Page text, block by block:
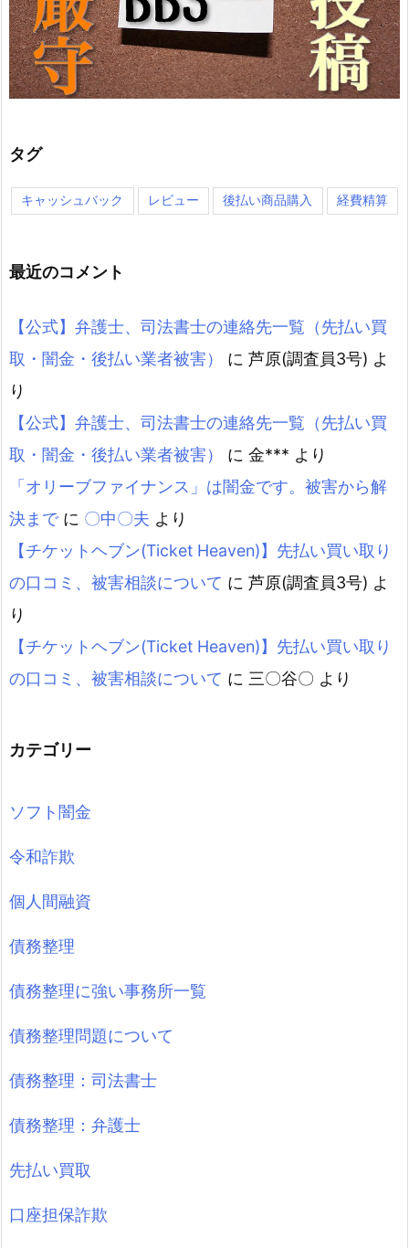
タグ
キャッシュバック レビュー 後払い商品購入 経費精算
最近のコメント
【公式】弁護士、司法書士の連絡先一覧（先払い買
取・闇金・後払い業者被害）
に 芦原(調査員3号) よ
り
【公式】弁護士、司法書士の連絡先一覧（先払い買
取・闇金・後払い業者被害）
に 金*** より
「オリーブファイナンス」は闇金です。被害から解
決までに 〇中〇夫 より
【チケットヘブン(Ticket Heaven)】先払い買い取り
の口コミ、被害相談について に 芦原(調査員3号) よ
り
【チケットヘブン(Ticket Heaven)】先払い買い取り
の口コミ、被害相談について に 三〇谷〇 より
カテゴリー
ソフト闇金
令和詐欺
個人間融資
債務整理
債務整理に強い事務所一覧
債務整理問題について
債務整理：司法書士
債務整理：弁護士
先払い買取
口座担保詐欺